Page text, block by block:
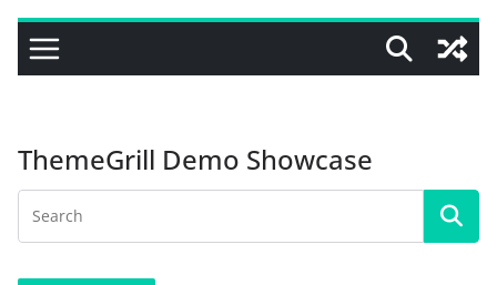
ThemeGrill Demo Showcase